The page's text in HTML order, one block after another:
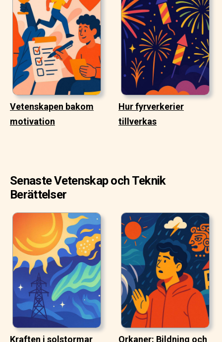
Vetenskapen bakom
motivation
Hur fyrverkerier
tillverkas
Senaste Vetenskap och Teknik
Berättelser
Kraften i solstormar Orkaner: Bildning och